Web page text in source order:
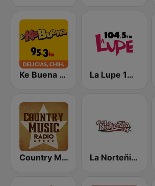
Ke Buena 95.3 FM La Lupe 104.5 FM
Country Music Radio - Country Mix La Norteñita 91.7 FM